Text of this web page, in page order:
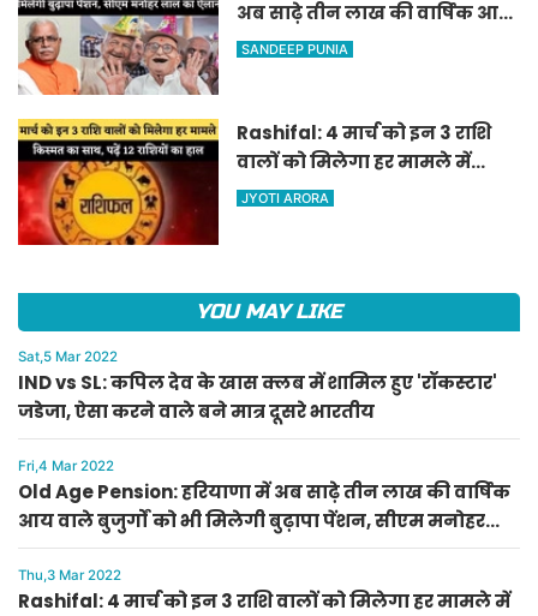
अब साढ़े तीन लाख की वार्षिक आय
वाले बुजुर्गों को भी मिलेगी बुढ़ापा
SANDEEP PUNIA
Rashifal: 4 मार्च को इन 3 राशि
वालों को मिलेगा हर मामले में
किस्मत का साथ, पढ़ें 12 राशियों का
JYOTI ARORA
YOU MAY LIKE
Sat,5 Mar 2022
IND vs SL: कपिल देव के खास क्लब में शामिल हुए 'रॉकस्टार'
जडेजा, ऐसा करने वाले बने मात्र दूसरे भारतीय
Fri,4 Mar 2022
Old Age Pension: हरियाणा में अब साढ़े तीन लाख की वार्षिक
आय वाले बुजुर्गों को भी मिलेगी बुढ़ापा पेंशन, सीएम मनोहर
लाल का ऐलान
Thu,3 Mar 2022
Rashifal: 4 मार्च को इन 3 राशि वालों को मिलेगा हर मामले में